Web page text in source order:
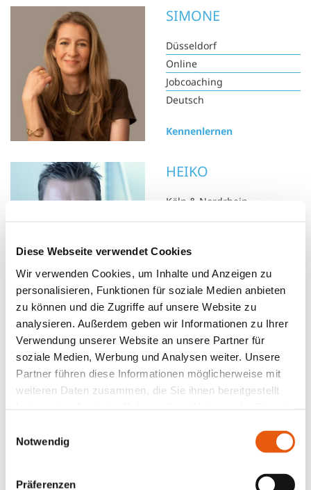
Diese Webseite verwendet Cookies
Wir verwenden Cookies, um Inhalte und Anzeigen zu
personalisieren, Funktionen für soziale Medien anbieten
zu können und die Zugriffe auf unsere Website zu
analysieren. Außerdem geben wir Informationen zu Ihrer
Verwendung unserer Website an unsere Partner für
soziale Medien, Werbung und Analysen weiter. Unsere
Partner führen diese Informationen möglicherweise mit
weiteren Daten zusammen, die Sie ihnen bereitgestellt
Notwendig
Präferenzen
SIMONE
Düsseldorf
Online
Jobcoaching
Deutsch
Kennenlernen
HEIKO
Köln & Nordrhein-
Jobcoaching,
Deutsch, Englisch
Kennenlernen
STEFANO
Mönchengladbach-
Stadtmitte, Düsseldorf
Gründungscoaching, BAFA-